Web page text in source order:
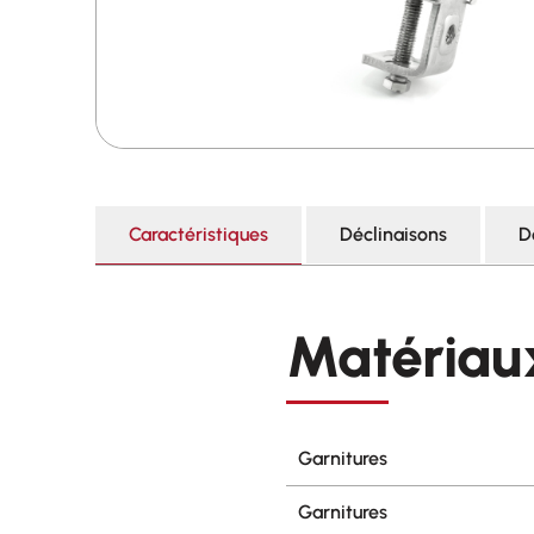
Caractéristiques Déclinaisons
Garnitures
Garnitures